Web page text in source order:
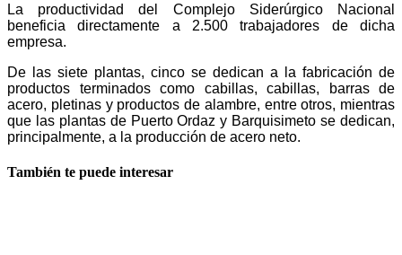
La productividad del Complejo Siderúrgico Nacional
beneficia directamente a 2.500 trabajadores de dicha
empresa.
De las siete plantas, cinco se dedican a la fabricación de
productos terminados como cabillas, cabillas, barras de
acero, pletinas y productos de alambre, entre otros, mientras
que las plantas de Puerto Ordaz y Barquisimeto se dedican,
principalmente, a la producción de acero neto.
También te puede interesar